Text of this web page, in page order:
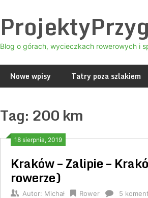
Blog o górach, wycieczkach rowerowych i
Nowe wpisy Tatry poza szlakiem
Tag: 200 km
18 sierpnia, 2019
Kraków – Zalipie –
rowerze)
Autor: Michał Rower 5